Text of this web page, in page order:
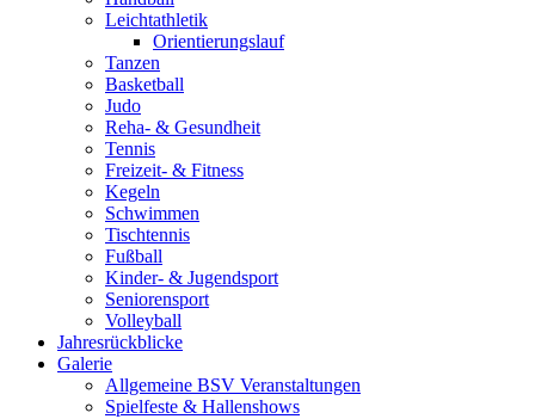
Leichtathletik
Orientierungslauf
Tanzen
Basketball
Judo
Reha- & Gesundheit
Tennis
Freizeit- & Fitness
Kegeln
Schwimmen
Tischtennis
Fußball
Kinder- & Jugendsport
Seniorensport
Volleyball
Jahresrückblicke
Galerie
Allgemeine BSV Veranstaltungen
Spielfeste & Hallenshows